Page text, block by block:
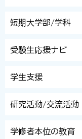
短期大学部/学科
受験生応援ナビ
学生支援
研究活動/交流活動
学修者本位の教育